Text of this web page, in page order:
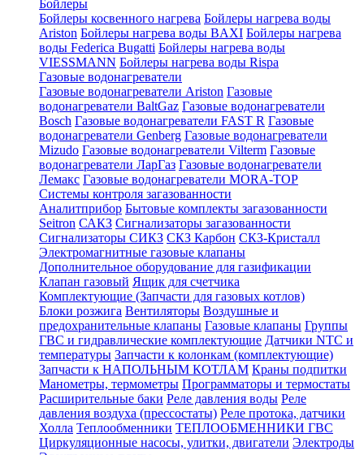
Бойлеры
Бойлеры косвенного нагрева Бойлеры нагрева воды
Ariston Бойлеры нагрева воды BAXI Бойлеры нагрева
воды Federica Bugatti Бойлеры нагрева воды
VIESSMANN Бойлеры нагрева воды Rispa
Газовые водонагреватели
Газовые водонагреватели Ariston Газовые
водонагреватели BaltGaz Газовые водонагреватели
Bosch Газовые водонагреватели FAST R Газовые
водонагреватели Genberg Газовые водонагреватели
Mizudo Газовые водонагреватели Vilterm Газовые
водонагреватели ЛарГаз Газовые водонагреватели
Лемакс Газовые водонагреватели MORA-TOP
Системы контроля загазованности
Аналитприбор Бытовые комплекты загазованности
Seitron САКЗ Сигнализаторы загазованности
Сигнализаторы СИКЗ СКЗ Карбон СКЗ-Кристалл
Электромагнитные газовые клапаны
Дополнительное оборудование для газификации
Клапан газовый Ящик для счетчика
Комплектующие (Запчасти для газовых котлов)
Блоки розжига Вентиляторы Воздушные и
предохранительные клапаны Газовые клапаны Группы
ГВС и гидравлические комплектующие Датчики NTC и
температуры Запчасти к колонкам (комплектующие)
Запчасти к НАПОЛЬНЫМ КОТЛАМ Краны подпитки
Манометры, термометры Программаторы и термостаты
Расширительные баки Реле давления воды Реле
давления воздуха (прессостаты) Реле протока, датчики
Холла Теплообменники ТЕПЛООБМЕННИКИ ГВС
Циркуляционные насосы, улитки, двигатели Электроды